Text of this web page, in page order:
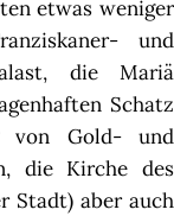
etwas weniger
und
die Mariä
Schatz
von Gold- und
die Kirche des
Stadt) aber auch